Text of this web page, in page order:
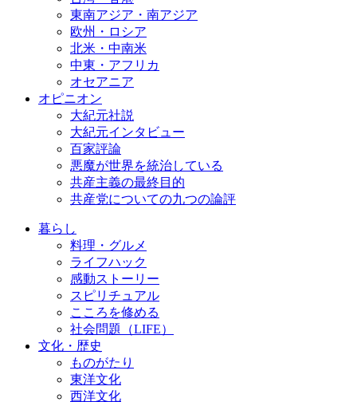
東南アジア・南アジア
欧州・ロシア
北米・中南米
中東・アフリカ
オセアニア
オピニオン
大紀元社説
大紀元インタビュー
百家評論
悪魔が世界を統治している
共産主義の最終目的
共産党についての九つの論評
暮らし
料理・グルメ
ライフハック
感動ストーリー
スピリチュアル
こころを修める
社会問題（LIFE）
文化・歴史
ものがたり
東洋文化
西洋文化